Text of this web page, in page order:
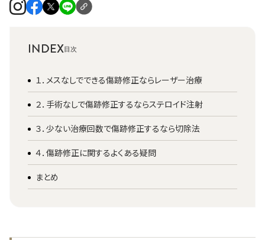
INDEX
１．メスなしでできる傷跡修正ならレーザー治療
２．手術なしで傷跡修正するならステロイド注射
３．少ない治療回数で傷跡修正するなら切除法
４．傷跡修正に関するよくある疑問
まとめ